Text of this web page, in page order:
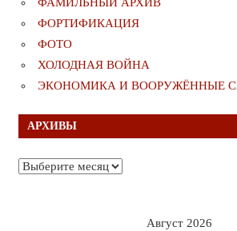
ФАМИЛЬНЫЙ АРХИВ
ФОРТИФИКАЦИЯ
ФОТО
ХОЛОДНАЯ ВОЙНА
ЭКОНОМИКА И ВООРУЖЁННЫЕ
АРХИВЫ
Архивы
Август 2026